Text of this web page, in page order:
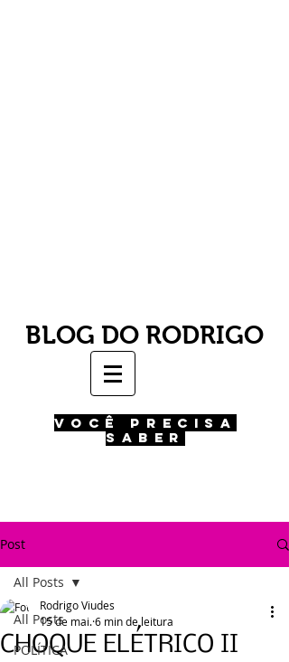
BLOG DO RODRIGO
VOCÊ PRECISA
SABER
Post
All Posts
POLÍTICA
All Posts
CHOQUE ELÉTRICO II
Rodrigo Viudes
15 de mai.6 min de leitura